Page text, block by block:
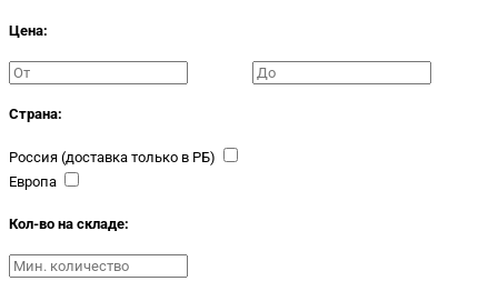
Цена:
Страна:
Россия (доставка только в РБ)
Европа
Кол-во на складе: